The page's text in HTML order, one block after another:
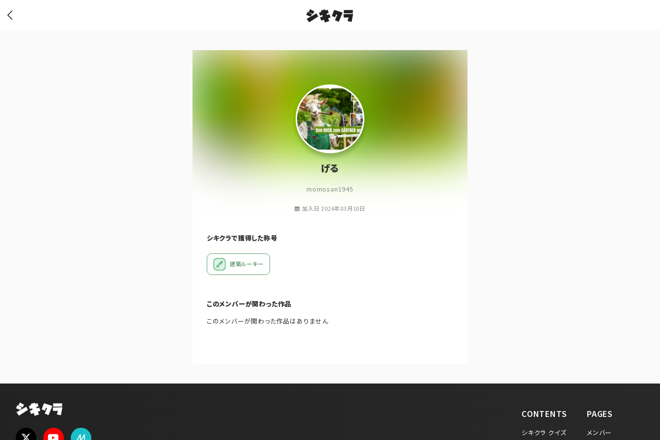
シキクラ
げる
momosan1945
加入日 2026年03月10日
シキクラで獲得した称号
建築ルーキー
このメンバーが関わった作品
このメンバーが関わった作品はありません
シキクラ CONTENTS
シキクラ クイズ
PAGES
メンバー